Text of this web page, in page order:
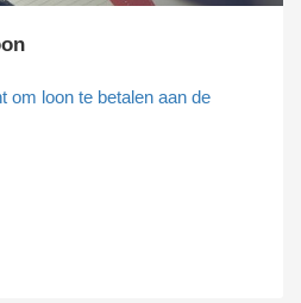
om loon te betalen aan de